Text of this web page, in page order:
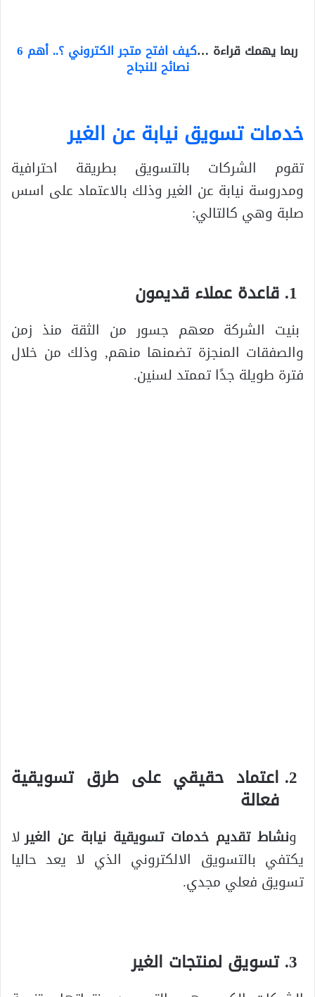
ربما يهمك قراءة … كيف افتح متجر الكتروني ؟.. أهم 6
نصائح للنجاح
خدمات تسويق نيابة عن الغير
تقوم الشركات بالتسويق بطريقة احترافية
ومدروسة نيابة عن الغير وذلك بالاعتماد على اسس
صلبة وهي كالتالي:
قاعدة عملاء قديمون
بنيت الشركة معهم جسور من الثقة منذ زمن
والصفقات المنجزة تضمنها منهم, وذلك من خلال
فترة طويلة جدًا تممتد لسنين.
اعتماد حقيقي على طرق تسويقية
فعالة
ونشاط تقديم خدمات تسويقية نيابة عن الغيرلا
يكتفي بالتسويق الالكتروني الذي لا يعد حاليا
تسويق فعلي مجدي.
تسويق لمنتجات الغير